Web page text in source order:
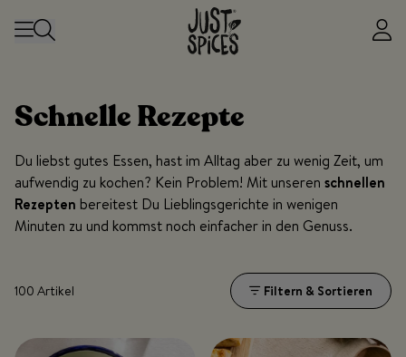
Schnelle Rezepte
Du liebst gutes Essen, hast im Alltag aber zu wenig Zeit, um
aufwendig zu kochen? Kein Problem! Mit unseren schnellen
Rezepten bereitest Du Lieblingsgerichte in wenigen
Minuten zu und kommst noch einfacher in den Genuss.
100 Artikel Filtern & Sortieren